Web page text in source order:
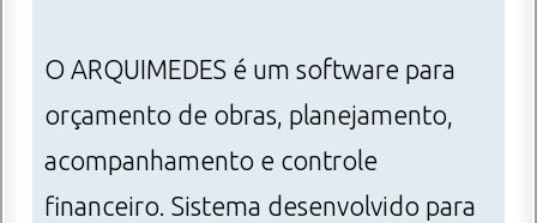
O ARQUIMEDES é um software para
orçamento de obras, planejamento,
acompanhamento e controle
financeiro. Sistema desenvolvido para